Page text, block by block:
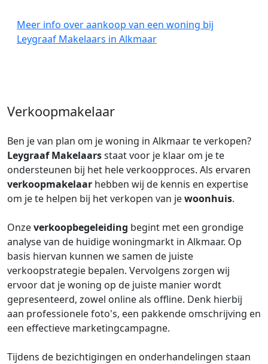
Meer info over aankoop van een woning bij
Leygraaf Makelaars in Alkmaar
Verkoopmakelaar
Ben je van plan om je woning in Alkmaar te verkopen?
Leygraaf Makelaarsstaat voor je klaar om je te
ondersteunen bij het hele verkoopproces. Als ervaren
verkoopmakelaar hebben wij de kennis en expertise
om je te helpen bij het verkopen van jewoonhuis.
Onzeverkoopbegeleiding begint met een grondige
analyse van de huidige woningmarkt in Alkmaar. Op
basis hiervan kunnen we samen de juiste
verkoopstrategie bepalen. Vervolgens zorgen wij
ervoor dat je woning op de juiste manier wordt
gepresenteerd, zowel online als offline. Denk hierbij
aan professionele foto's, een pakkende omschrijving en
een effectieve marketingcampagne.
Tijdens de bezichtigingen en onderhandelingen staan